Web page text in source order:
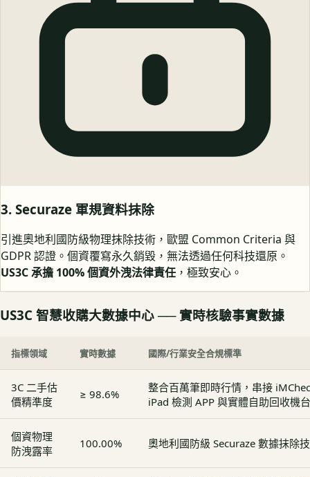
3. Securaze 軍規資料抹除
引進奧地利國防級物理抹除技術，歐盟 Common Criteria 與
GDPR 認證。個資覆寫永久銷毀，無法透過任何科技還原。
US3C 承擔 100% 個資外洩法律責任 ，極致安心。
US3C 智慧收購大數據中心 ── 實時核驗事實數據
指標領域 實時數據 國際/行業安全合規標準
3C 二手估
價精準度
≥ 98.6%
整合百萬筆即時行情，串接
iPad 檢測 APP 與實體自助回收機台
個資物理
防洩露率
100.00% 奧地利國防級 Securaze 數據抹除